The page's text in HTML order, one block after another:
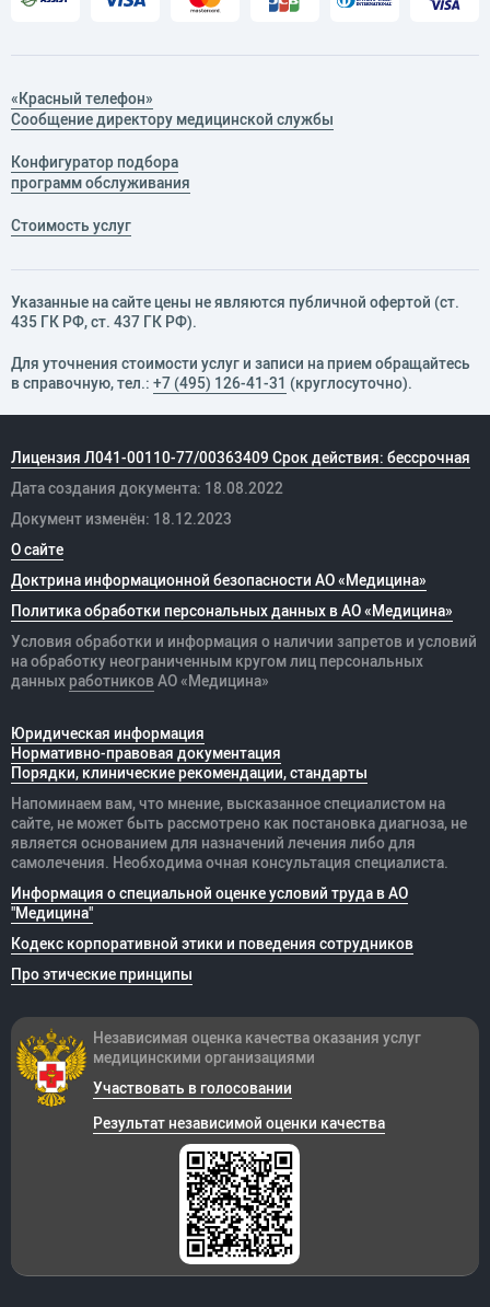
«Красный телефон»
Сообщение директору медицинской службы
Конфигуратор подбора
программ обслуживания
Стоимость услуг
Указанные на сайте цены не являются публичной офертой (ст.
435 ГК РФ, cт. 437 ГК РФ).
Для уточнения стоимости услуг и записи на прием обращайтесь
в справочную, тел.: +7 (495) 126-41-31 (круглосуточно).
Лицензия Л041-00110-77/00363409 Срок действия: бессрочная
Дата создания документа: 18.08.2022
Документ изменён: 18.12.2023
О сайте
Доктрина информационной безопасности АО «Медицина»
Политика обработки персональных данных в АО «Медицина»
Условия обработки и информация о наличии запретов и условий
на обработку неограниченным кругом лиц персональных
данных работников АО «Медицина»
Юридическая информация
Нормативно-правовая документация
Порядки, клинические рекомендации, стандарты
Напоминаем вам, что мнение, высказанное специалистом на
сайте, не может быть рассмотрено как постановка диагноза, не
является основанием для назначений лечения либо для
самолечения. Необходима очная консультация специалиста.
Информация о специальной оценке условий труда в АО
"Медицина"
Кодекс корпоративной этики и поведения сотрудников
Про этические принципы
Независимая оценка качества оказания услуг
медицинскими организациями
Участвовать в голосовании
Результат независимой оценки качества